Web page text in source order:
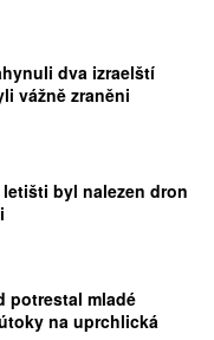
dva izraelští
vážně zraněni
letišti byl nalezen dron
potrestal mladé
na uprchlická